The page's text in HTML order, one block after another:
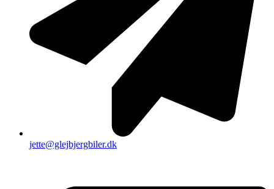
jette@glejbjergbiler.dk